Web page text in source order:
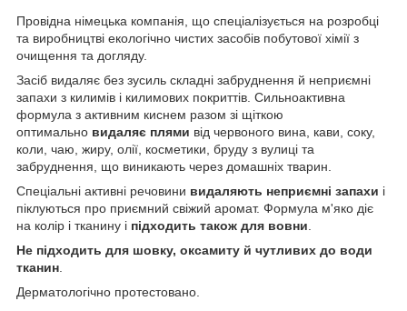
Провідна німецька компанія, що спеціалізується на розробці
та виробництві екологічно чистих засобів побутової хімії з
очищення та догляду.
Засіб видаляє без зусиль складні забруднення й неприємні
запахи з килимів і килимових покриттів. Сильноактивна
формула з активним киснем разом зі щіткою
оптимально видаляє плями від червоного вина, кави, соку,
коли, чаю, жиру, олії, косметики, бруду з вулиці та
забруднення, що виникають через домашніх тварин.
Спеціальні активні речовини видаляють неприємні запахи і
піклуються про приємний свіжий аромат. Формула м'яко діє
на колір і тканину і підходить також для вовни
Не підходить для шовку, оксамиту й чутливих до води
тканин
Дерматологічно протестовано.